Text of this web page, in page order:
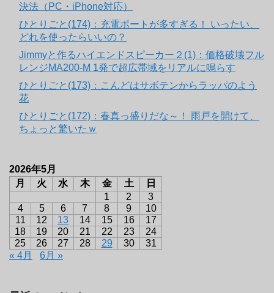
決法（PC・iPhone対応）
ひとりごと(174)：充電ポートが多すぎる！ いったい、
どれを使ったらいいの？
Jimmyと作るハイエンドスピーカー２(1)：価格破壊フル
レンジMA200-M 1発で超広帯域をリアルに鳴らす
ひとりごと(173)：こんどはサボテンからラッパのよう
花
ひとりごと(172)：春真っ盛りだな～！ 雨戸を開けて、
ちょっと驚いたｗ
2026年5月
月
火 水 木 金 土
日
1
2
3
4
5 6 7 8 9
10
11
12 13 14 15 16
17
18
19 20 21 22 23
24
25
26 27 28 29 30
31
« 4月
6月 »